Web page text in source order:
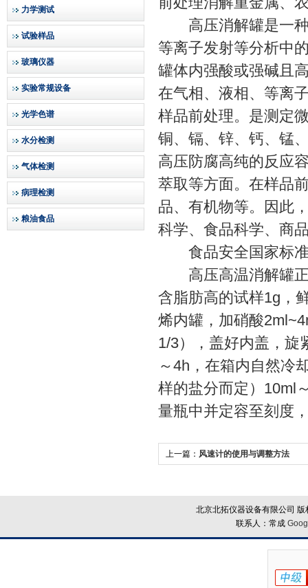
力学测试
试验样品
玻璃仪器
实验常规设备
光学色谱
水分检测
气体检测
病理检测
粮油食品
高压消解罐是一种
等离子发射等分析中
罐体内强酸或强碱且
在气相、液相、等离
样品前处理。是测定
铜、镉、锌、钙、锰
高压防腐高纯的反应
萃取等方面。在样品
品、有机物等。因此
科学、食品科学、商
食品安全国家标准
高压高温消解罐正
含脂肪高的试样1g，
烯内罐，加硝酸
1/3），盖好内盖，
～4h，在箱内自然冷
样的盐分而定）10ml
量瓶中并定容至刻度
上一篇： 风速计的使用与调整方法
北京北拓仪器设备有限公司
联系人：常成